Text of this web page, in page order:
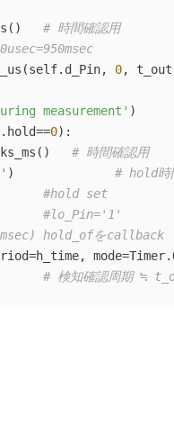
# 時間確認用
0,
measurement' )
0):
# 時間確認用
) # hold時
#hold set
#lo_Pin='1'
hold_ofをcallback
# 検知確認周期 ≒